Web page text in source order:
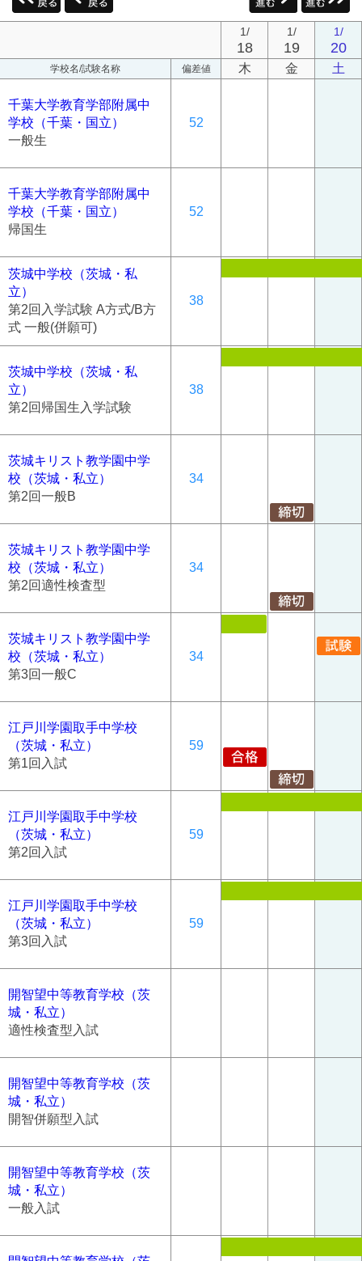
1/
18
1/
19
1/
20
学校名/試験名称 偏差値 木 金 土
千葉大学教育学部附属中
学校（千葉・国立）
一般生
52
千葉大学教育学部附属中
学校（千葉・国立）
帰国生
52
茨城中学校（茨城・私
立）
第2回入学試験 A方式/B方
式 一般(併願可)
38
茨城中学校（茨城・私
立）
第2回帰国生入学試験
38
茨城キリスト教学園中学
校（茨城・私立）
第2回一般B
34
茨城キリスト教学園中学
校（茨城・私立）
第2回適性検査型
34
茨城キリスト教学園中学
校（茨城・私立）
第3回一般C
34
江戸川学園取手中学校
（茨城・私立）
第1回入試
59
江戸川学園取手中学校
（茨城・私立）
第2回入試
59
江戸川学園取手中学校
（茨城・私立）
第3回入試
59
開智望中等教育学校（茨
城・私立）
適性検査型入試
開智望中等教育学校（茨
城・私立）
開智併願型入試
開智望中等教育学校（茨
城・私立）
一般入試